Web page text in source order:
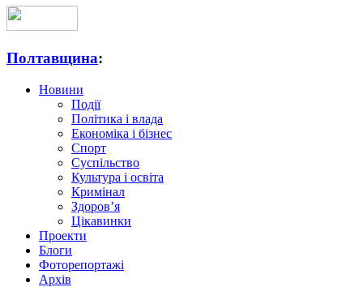
Полтавщина:
Новини
Події
Політика і влада
Економіка і бізнес
Спорт
Суспільство
Культура і освіта
Кримінал
Здоров’я
Цікавинки
Проекти
Блоги
Фоторепортажі
Архів